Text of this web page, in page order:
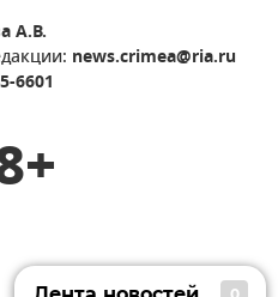
А.В.
news.crimea@ria.ru
6601